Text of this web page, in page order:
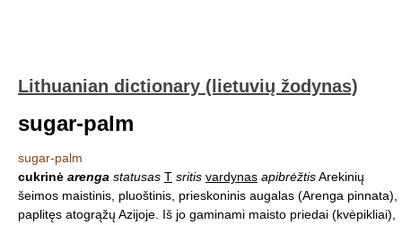
Lithuanian dictionary (lietuvių žodynas)
sugar-palm
sugar-palm
cukrinė arenga statusas T sritis vardynas apibrėžtisArekinių
šeimos maistinis, pluoštinis, prieskoninis augalas (Arenga pinnata),
paplitęs atogrąžų Azijoje. Iš jo gaminami maisto priedai (kvėpikliai),